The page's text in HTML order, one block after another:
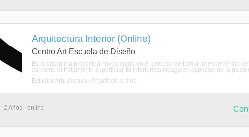
Arquitectura Interior (Online)
Centro Art Escuela de Diseño
Es la disciplina proyectual involucrada en el proceso de formar la experiencia
así como el tratamiento superficial. El Interiorista indaga en aspectos de la
Estudiar Arquitectura / Arquitecto online
2 Años - online